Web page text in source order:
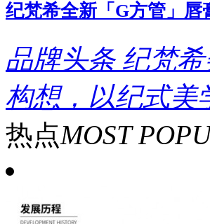
纪梵希全新「G方管」
品牌头条 纪梵
构想，以纪式美
热点MOST